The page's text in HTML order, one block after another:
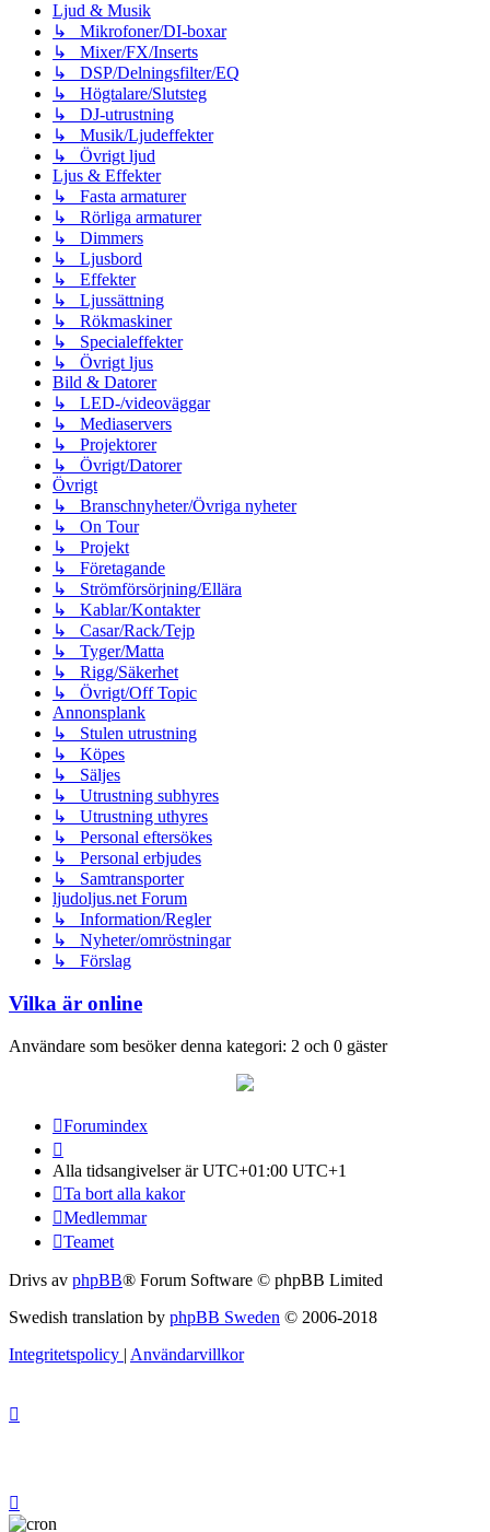
Ljud & Musik
↳ Mikrofoner/DI-boxar
↳ Mixer/FX/Inserts
↳ DSP/Delningsfilter/EQ
↳ Högtalare/Slutsteg
↳ DJ-utrustning
↳ Musik/Ljudeffekter
↳ Övrigt ljud
Ljus & Effekter
↳ Fasta armaturer
↳ Rörliga armaturer
↳ Dimmers
↳ Ljusbord
↳ Effekter
↳ Ljussättning
↳ Rökmaskiner
↳ Specialeffekter
↳ Övrigt ljus
Bild & Datorer
↳ LED-/videoväggar
↳ Mediaservers
↳ Projektorer
↳ Övrigt/Datorer
Övrigt
↳ Branschnyheter/Övriga nyheter
↳ On Tour
↳ Projekt
↳ Företagande
↳ Strömförsörjning/Ellära
↳ Kablar/Kontakter
↳ Casar/Rack/Tejp
↳ Tyger/Matta
↳ Rigg/Säkerhet
↳ Övrigt/Off Topic
Annonsplank
↳ Stulen utrustning
↳ Köpes
↳ Säljes
↳ Utrustning subhyres
↳ Utrustning uthyres
↳ Personal eftersökes
↳ Personal erbjudes
↳ Samtransporter
ljudoljus.net Forum
↳ Information/Regler
↳ Nyheter/omröstningar
↳ Förslag
Vilka är online
Användare som besöker denna kategori: 2 och 0 gäster
Forumindex
Alla tidsangivelser är UTC+01:00 UTC+1
Ta bort alla kakor
Medlemmar
Teamet
Drivs av phpBB® Forum Software © phpBB Limited
Swedish translation by phpBB Sweden © 2006-2018
Integritetspolicy | Användarvillkor